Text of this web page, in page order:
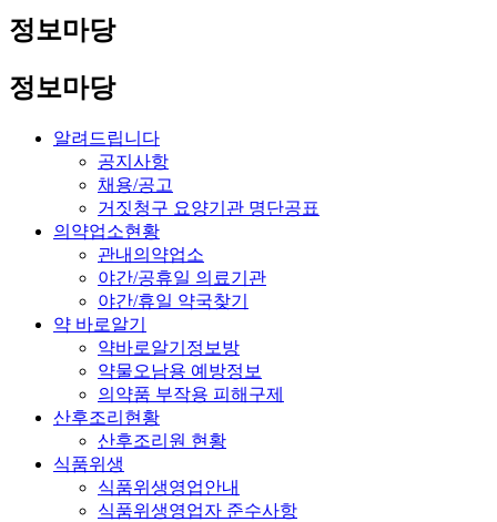
정보마당
정보마당
알려드립니다
공지사항
채용/공고
거짓청구 요양기관 명단공표
의약업소현황
관내의약업소
야간/공휴일 의료기관
야간/휴일 약국찾기
약 바로알기
약바로알기정보방
약물오남용 예방정보
의약품 부작용 피해구제
산후조리현황
산후조리원 현황
식품위생
식품위생영업안내
식품위생영업자 준수사항